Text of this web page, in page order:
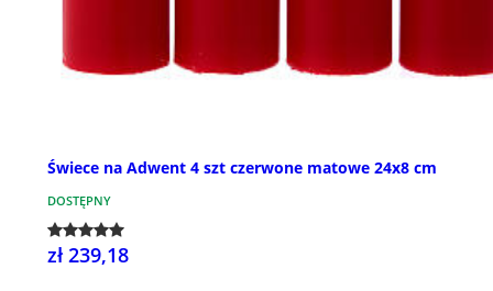
Świece na Adwent 4 szt czerwone matowe 24x8 cm
DOSTĘPNY
zł 239,18